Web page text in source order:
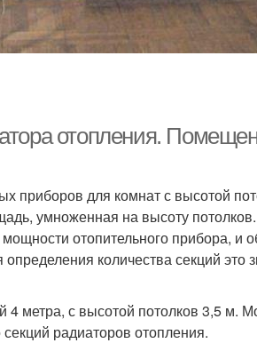
отопления.
приборов для комнат с высотой
умноженная на высоту потолков.
отопительного прибора,
количества секций это
метра, с высотой потолков 3,5 м.
радиаторов отопления.